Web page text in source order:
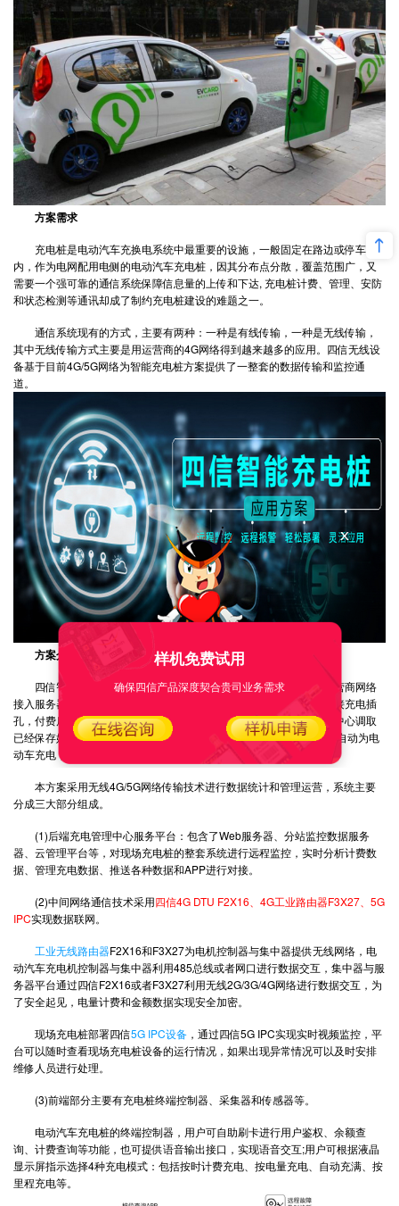
方案需求
充电桩是电动汽车充换电系统中最重要的设施，一般固定在路边或停车场
内，作为电网配用电侧的电动汽车充电桩，因其分布点分散，覆盖范围广，又
需要一个强可靠的通信系统保障信息量的上传和下达, 充电桩计费、管理、安防
和状态检测等通讯却成了制约充电桩建设的难题之一。
通信系统现有的方式，主要有两种：一种是有线传输，一种是无线传输，
其中无线传输方式主要是用运营商的4G网络得到越来越多的应用。四信无线设
备基于目前4G/5G网络为智能充电桩方案提供了一整套的数据传输和监控通
道。
方案介绍
四信智能充电桩解决方案通过四信无线设备连接充电桩，通过运营商网络
接入服务器中心以及云管理平台。当有电动车停在充电桩设备处，连接充电插
孔，付费后，系统就会通过四信无线设备传输信号到控制中心，控制中心调取
已经保存好的数据，将信号通过四信无线设备传送给充电桩设备;设备自动为电
动车充电，当费用达到额度，自动重复上面步骤断电。
本方案采用无线4G/5G网络传输技术进行数据统计和管理运营，系统主要
分成三大部分组成。
(1)后端充电管理中心服务平台：包含了Web服务器、分站监控数据服务
器、云管理平台等，对现场充电桩的整套系统进行远程监控，实时分析计费数
据、管理充电数据、推送各种数据和APP进行对接。
(2)中间网络通信技术采用四信4G DTU F2X16、4G工业路由器F3X27、5G
IPC实现数据联网。
工业无线路由器F2X16和F3X27为电机控制器与集中器提供无线网络，电
动汽车充电机控制器与集中器利用485总线或者网口进行数据交互，集中器与服
务器平台通过四信F2X16或者F3X27利用无线2G/3G/4G网络进行数据交互，为
了安全起见，电量计费和金额数据实现安全加密。
现场充电桩部署四信5G IPC设备 ，通过四信5G IPC实现实时视频监控，平
台可以随时查看现场充电桩设备的运行情况，如果出现异常情况可以及时安排
维修人员进行处理。
(3)前端部分主要有充电桩终端控制器、采集器和传感器等。
电动汽车充电桩的终端控制器，用户可自助刷卡进行用户鉴权、余额查
询、计费查询等功能，也可提供语音输出接口，实现语音交互;用户可根据液晶
显示屏指示选择4种充电模式：包括按时计费充电、按电量充电、自动充满、按
里程充电等。
样机免费试用
确保四信产品深度契合贵司业务需求